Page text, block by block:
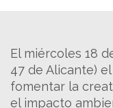
El miércoles 18
47 de Alicante)
fomentar la
el impacto